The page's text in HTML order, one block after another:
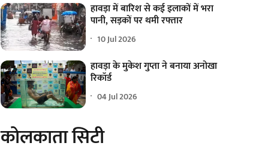
हावड़ा में बारिश से कई इलाकों में भरा
पानी, सड़कों पर थमी रफ्तार
10 Jul 2026
हावड़ा के मुकेश गुप्ता ने बनाया अनोखा
रिकॉर्ड
04 Jul 2026
कोलकाता सिटी